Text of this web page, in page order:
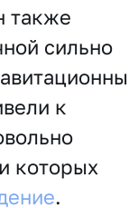
также
сильно
к
которых
.